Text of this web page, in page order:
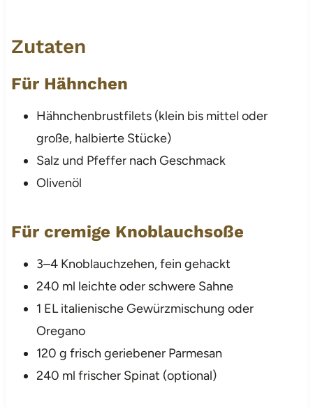
Zutaten
Für Hähnchen
Hähnchenbrustfilets (klein bis mittel oder
große, halbierte Stücke)
Salz und Pfeffer nach Geschmack
Olivenöl
Für cremige Knoblauchsoße
3–4 Knoblauchzehen, fein gehackt
240 ml leichte oder schwere Sahne
1 EL italienische Gewürzmischung oder
Oregano
120 g frisch geriebener Parmesan
240 ml frischer Spinat (optional)